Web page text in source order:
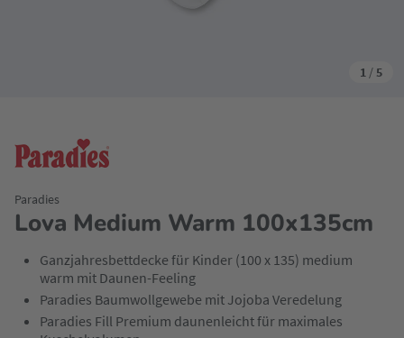
1 / 5
Lova Medium Warm 100x135cm
Paradies
Ganzjahresbettdecke für Kinder (100 x 135) medium
warm mit Daunen-Feeling
Paradies Baumwollgewebe mit Jojoba Veredelung
Paradies Fill Premium daunenleicht für maximales